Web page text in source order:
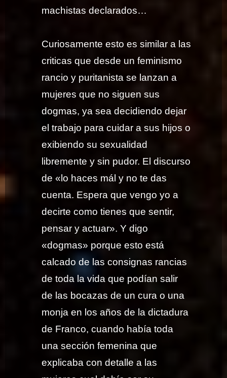
machistas declarados…
Curiosamente esto es similar a las
criticas que desde un feminismo
rancio y puritanista se lanzan a
mujeres que no siguen sus
dogmas, ya sea decidiendo dejar
el trabajo para cuidar a sus hijos o
exibiendo su sexualidad
libremente y sin pudor. El discurso
de «lo haces mál y no te das
cuenta. Espera que vengo yo a
decirte como tienes que sentir,
pensar y actuar». Y digo
«dogmas» porque esto está
calcado de las consignas rancias
de toda la vida que podían salir
de las bocazas de un cura o una
monja en los años de la dictadura
de Franco, cuando había toda
una sección femenina que
explicaba con detalle a las